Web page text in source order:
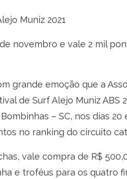
Muniz 2021
novembro e vale 2 mil
grande emoção que a
de Surf Alejo Muniz ABS
– SC, nos dias 20
no ranking do circuito
vale compra de R$
e troféus para os quatro